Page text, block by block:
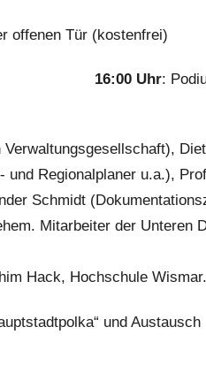
offenen Tür (kostenfrei)
16:00 Uhr:
Regionalplaner u.a.),
Schmidt
Mitarbeiter der Unteren
Hack, Hochschule Wismar.
und Austausch